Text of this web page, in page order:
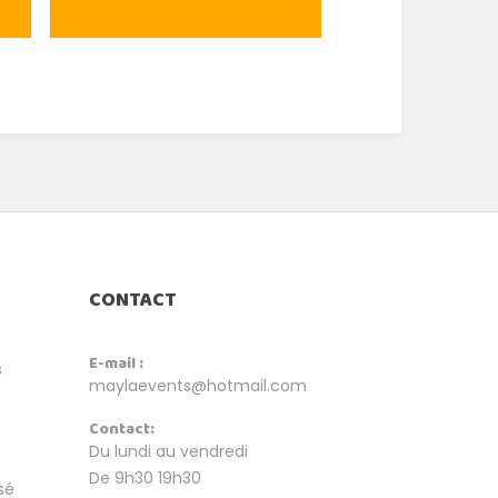
CONTACT
E-mail :
maylaevents@hotmail.com
Contact:
Du lundi au vendredi
De 9h30 19h30